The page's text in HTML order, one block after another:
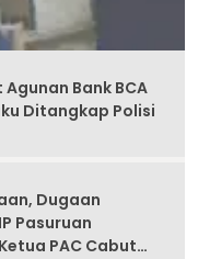
Bank BCA
Ditangkap Polisi
Dugaan
Pasuruan
PAC Cabut